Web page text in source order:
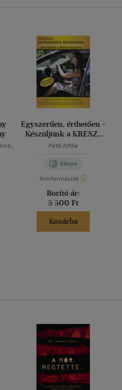
Egyszerűen, érthetően -
Készüljünk a KRESZ-
vizsgára!
Pető Attila
Könyv
Árinformációk
Borító ár:
5 500 Ft
Kosárba